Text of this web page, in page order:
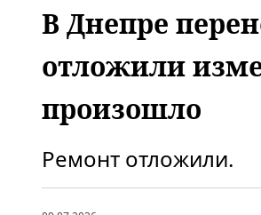
В Днепре
отложили
произошло
Ремонт отложили.